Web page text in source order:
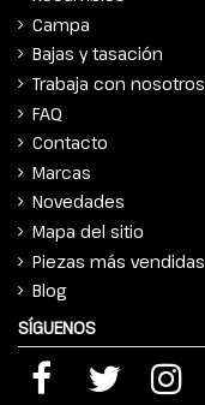
Campa
Bajas y tasación
Trabaja con nosotros
FAQ
Contacto
Marcas
Novedades
Mapa del sitio
Piezas más vendidas
Blog
SÍGUENOS